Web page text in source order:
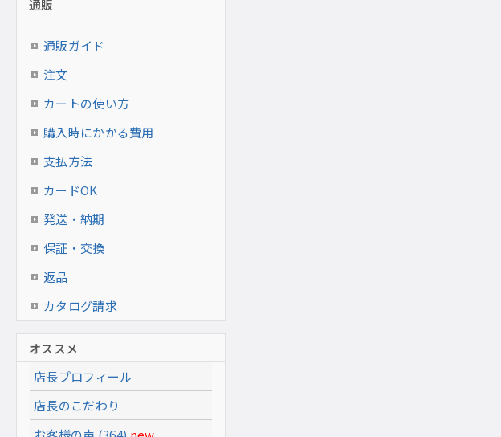
通販
通販ガイド
注文
カートの使い方
購入時にかかる費用
支払方法
カードOK
発送・納期
保証・交換
返品
カタログ請求
オススメ
店長プロフィール
店長のこだわり